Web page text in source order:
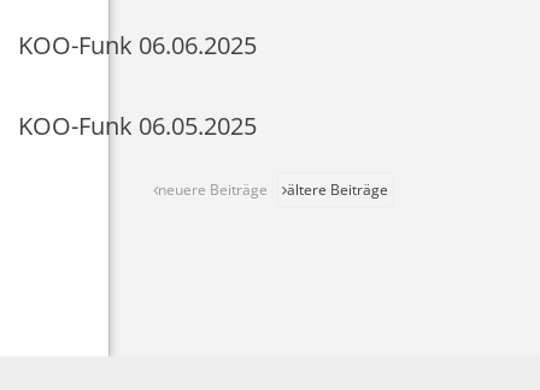
KOO-Funk 06.06.2025
KOO-Funk 06.05.2025
neuere Beiträge ältere Beiträge